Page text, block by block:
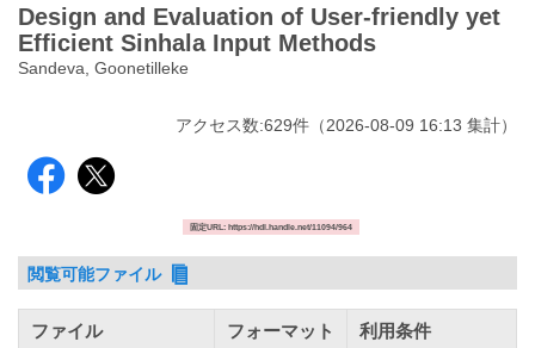
Design and Evaluation of User-friendly yet
Efficient Sinhala Input Methods
Sandeva, Goonetilleke
アクセス数:629件 （2026-08-09 16:13 集計）
固定URL: https://hdl.handle.net/11094/964
閲覧可能ファイル
ファイル フォーマット 利用条件